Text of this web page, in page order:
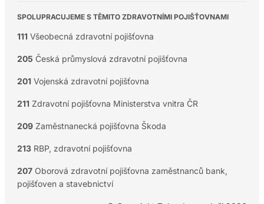
SPOLUPRACUJEME S TĚMITO ZDRAVOTNÍMI POJIŠŤOVNAMI
111 Všeobecná zdravotní pojišťovna
205 Česká průmyslová zdravotní pojišťovna
201 Vojenská zdravotní pojišťovna
211 Zdravotní pojišťovna Ministerstva vnitra ČR
209Zaměstnanecká pojišťovna Škoda
213RBP, zdravotní pojišťovna
207Oborová zdravotní pojišťovna zaměstnanců bank,
pojišťoven a stavebnictví